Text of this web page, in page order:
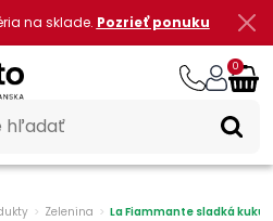
na sklade. Pozrieť ponuku
0
Zelenina La Fiammante sladká